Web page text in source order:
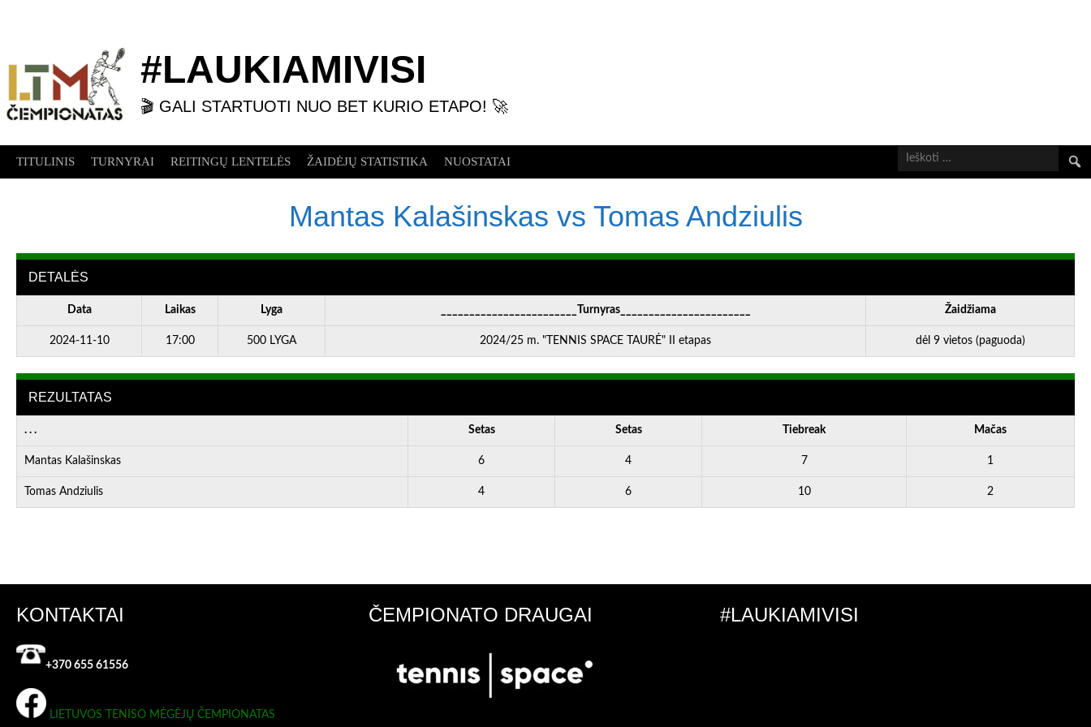
#LAUKIAMIVISI
🎬 GALI STARTUOTI NUO BET KURIO ETAPO! 🚀
TITULINIS TURNYRAI REITINGŲ LENTELĖS ŽAIDĖJŲ STATISTIKA NUOSTATAI
Mantas Kalašinskas vs Tomas Andziulis
DETALĖS
Data Laikas Lyga ________________________Turnyras_______________________ Žaidžiama
2024-11-10 17:00 500 LYGA 2024/25 m. "TENNIS SPACE TAURĖ" II etapas dėl 9 vietos (paguoda)
REZULTATAS
. . . Setas Setas Tiebreak Mačas
Mantas Kalašinskas 6 4 7 1
Tomas Andziulis 4 6 10 2
KONTAKTAI
+370 655 61556
LIETUVOS TENISO MĖGĖJŲ ČEMPIONATAS
ČEMPIONATO DRAUGAI #LAUKIAMIVISI